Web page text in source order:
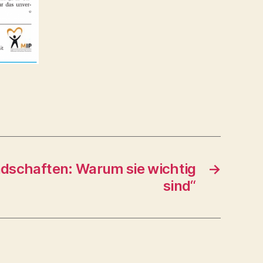
→
Warum sie wichtig
sind“